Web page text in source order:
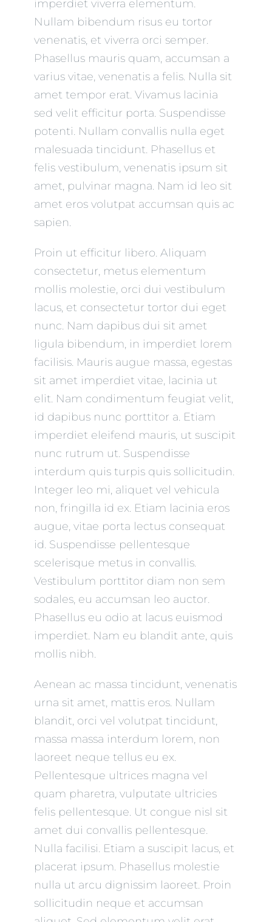
imperdiet viverra elementum.
Nullam bibendum risus eu tortor
venenatis, et viverra orci semper.
Phasellus mauris quam, accumsan a
varius vitae, venenatis a felis. Nulla sit
amet tempor erat. Vivamus lacinia
sed velit efficitur porta. Suspendisse
potenti. Nullam convallis nulla eget
malesuada tincidunt. Phasellus et
felis vestibulum, venenatis ipsum sit
amet, pulvinar magna. Nam id leo sit
amet eros volutpat accumsan quis ac
sapien.
Proin ut efficitur libero. Aliquam
consectetur, metus elementum
mollis molestie, orci dui vestibulum
lacus, et consectetur tortor dui eget
nunc. Nam dapibus dui sit amet
ligula bibendum, in imperdiet lorem
facilisis. Mauris augue massa, egestas
sit amet imperdiet vitae, lacinia ut
elit. Nam condimentum feugiat velit,
id dapibus nunc porttitor a. Etiam
imperdiet eleifend mauris, ut suscipit
nunc rutrum ut. Suspendisse
interdum quis turpis quis sollicitudin.
Integer leo mi, aliquet vel vehicula
non, fringilla id ex. Etiam lacinia eros
augue, vitae porta lectus consequat
id. Suspendisse pellentesque
scelerisque metus in convallis.
Vestibulum porttitor diam non sem
sodales, eu accumsan leo auctor.
Phasellus eu odio at lacus euismod
imperdiet. Nam eu blandit ante, quis
mollis nibh.
Aenean ac massa tincidunt, venenatis
urna sit amet, mattis eros. Nullam
blandit, orci vel volutpat tincidunt,
massa massa interdum lorem, non
laoreet neque tellus eu ex.
Pellentesque ultrices magna vel
quam pharetra, vulputate ultricies
felis pellentesque. Ut congue nisl sit
amet dui convallis pellentesque.
Nulla facilisi. Etiam a suscipit lacus, et
placerat ipsum. Phasellus molestie
nulla ut arcu dignissim laoreet. Proin
sollicitudin neque et accumsan